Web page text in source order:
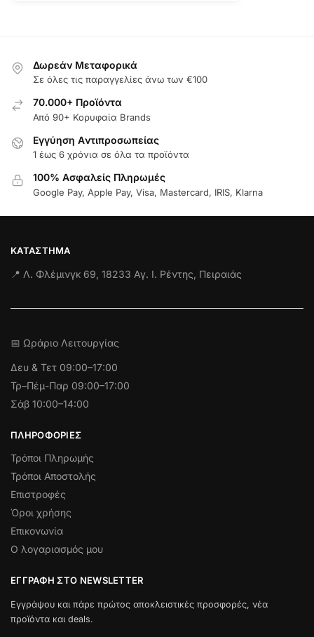
Δωρεάν Μεταφορικά
Σε όλες τις παραγγελίες άνω των €100
70.000+ Προϊόντα
Από 90+ Κορυφαία Brands
Εγγύηση Aντιπροσωπείας
1 έως 6 χρόνια σε όλα τα προϊόντα
100% Ασφαλείς Πληρωμές
Google Pay, Apple Pay, Visa, Mastercard, IRIS, Klarna
ΚΑΤΆΣΤΗΜΑ
📍 Λ. Φλέμινγκ 69, 18233 Αγ. Ι. Ρέντης, Πειραιάς
📅 Ωράριο Λειτουργίας
Δευ & Τετ 09:00–17:00
Τρ–Πέμ-Παρ 09:00–17:00
Σάβ 10:00–14:00
ΠΛΗΡΟΦΟΡΊΕΣ
Τρόποι Πληρωμής
Τρόποι Αποστολής
Επιστροφές
Όροι χρήσης
Επικονωνία
Ο λογαριασμός μου
ΕΓΓΡΑΦΉ ΣΤΟ NEWSLETTER
Εγγράψου και πάρε πρώτος αποκλειστικές προσφορές, νέα
προϊόντα και deals.